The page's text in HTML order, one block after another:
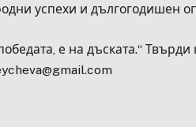
успехи и дългогодишен
е на дъската.“